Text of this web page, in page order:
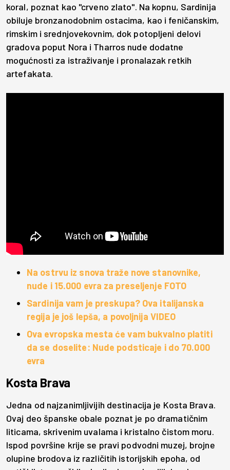
koral, poznat kao "crveno zlato". Na kopnu, Sardinija
obiluje bronzanodobnim ostacima, kao i feničanskim,
rimskim i srednjovekovnim, dok potopljeni delovi
gradova poput Nora i Tharros nude dodatne
mogućnosti za istraživanje i pronalazak retkih
artefakata.
Na ostrvu iz snova traže nove stanovnike,
nude i 15.000 evra za preseljenje FOTO
Sardinija vam je preskupa? Ova italijanska
regija je još lepša, a povoljnija VIDEO
Ova evropska mesta će vam bukvalno platiti
da se doselite: Nude podsticaje i do 70.000
evra
Kosta Brava
Jedna od najzanimljivijih destinacija je Kosta Brava.
Ovaj deo španske obale poznat je po dramatičnim
liticama, skrivenim uvalama i kristalno čistom moru.
Ispod površine krije se pravi podvodni muzej, brojne
olupine brodova iz različitih istorijskih epoha, od